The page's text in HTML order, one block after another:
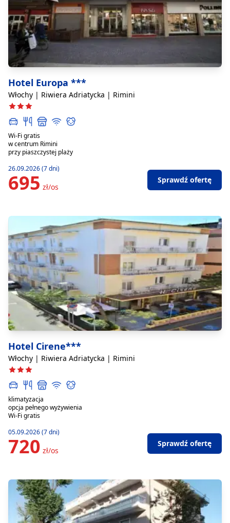
Hotel Europa ***
Włochy | Riwiera Adriatycka | Rimini
Wi-Fi gratis
w centrum Rimini
przy piaszczystej plaży
26.09.2026 (7 dni)
695 zł/os
Sprawdź ofertę
Hotel Cirene***
Włochy | Riwiera Adriatycka | Rimini
klimatyzacja
opcja pełnego wyżywienia
Wi-Fi gratis
05.09.2026 (7 dni)
720 zł/os
Sprawdź ofertę